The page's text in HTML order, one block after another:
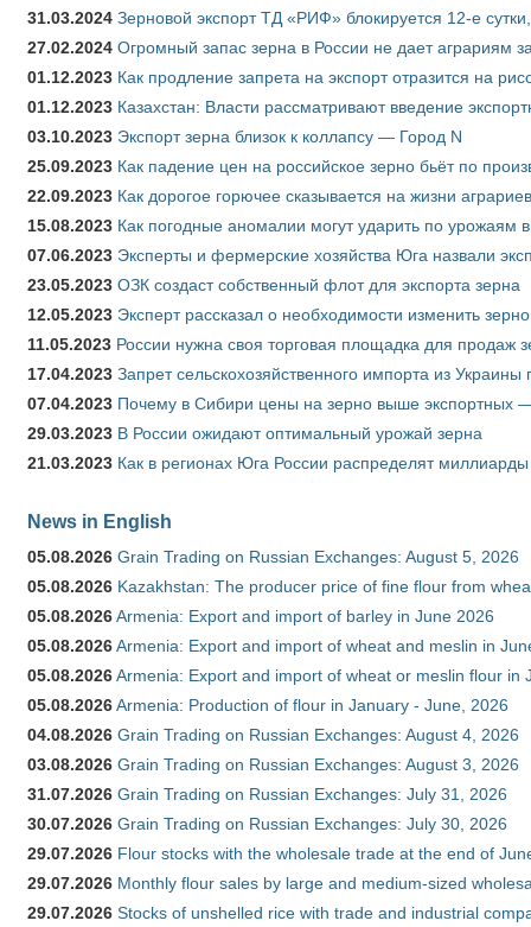
31.03.2024 Зерновой экспорт ТД «РИФ» блокируется 12-е
27.02.2024 Огромный запас зерна в России не дает аграриям
01.12.2023 Как продление запрета на экспорт отразится на
01.12.2023 Казахстан: Власти рассматривают введение
03.10.2023 Экспорт зерна близок к коллапсу — Город N
25.09.2023 Как падение цен на российское зерно бьёт по
22.09.2023 Как дорогое горючее сказывается на жизни аграриев
15.08.2023 Как погодные аномалии могут ударить по урожаям
07.06.2023 Эксперты и фермерские хозяйства Юга назвали
23.05.2023 ОЗК создаст собственный флот для экспорта зерна
12.05.2023 Эксперт рассказал о необходимости изменить
11.05.2023 России нужна своя торговая площадка для продаж
17.04.2023 Запрет сельскохозяйственного импорта из
07.04.2023 Почему в Сибири цены на зерно выше экспортных
29.03.2023 В России ожидают оптимальный урожай зерна
21.03.2023 Как в регионах Юга России распределят
News in English
05.08.2026 Grain Trading on Russian Exchanges: August 5, 2026
05.08.2026 Kazakhstan: The producer price of fine flour from
05.08.2026Armenia: Export and import of barley in June 2026
05.08.2026Armenia: Export and import of wheat and meslin in
05.08.2026Armenia: Export and import of wheat or meslin flour in
05.08.2026Armenia: Production of flour in January - June, 2026
04.08.2026 Grain Trading on Russian Exchanges: August 4, 2026
03.08.2026 Grain Trading on Russian Exchanges: August 3, 2026
31.07.2026 Grain Trading on Russian Exchanges: July 31, 2026
30.07.2026 Grain Trading on Russian Exchanges: July 30, 2026
29.07.2026 Flour stocks with the wholesale trade at the end of
29.07.2026 Monthly flour sales by large and medium-sized
29.07.2026 Stocks of unshelled rice with trade and industrial